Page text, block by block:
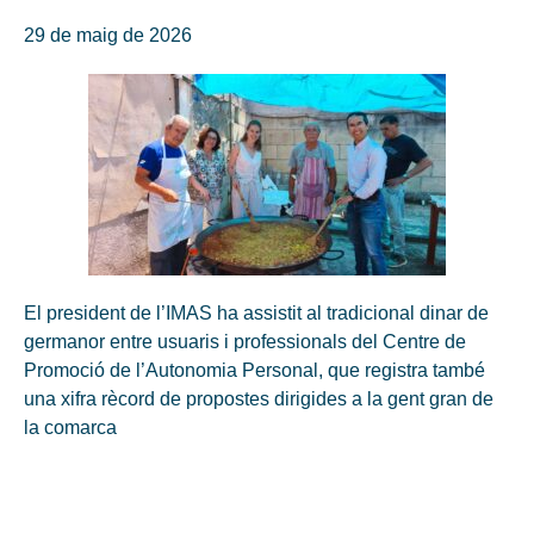
29 de maig de 2026
El president de l’IMAS ha assistit al tradicional dinar de
germanor entre usuaris i professionals del Centre de
Promoció de l’Autonomia Personal, que registra també
una xifra rècord de propostes dirigides a la gent gran de
la comarca